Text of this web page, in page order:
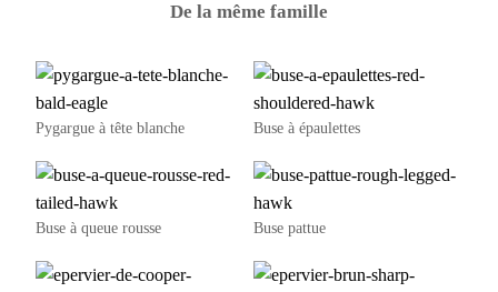
De la même famille
Pygargue à tête blanche Buse à épaulettes
Buse à queue rousse Buse pattue